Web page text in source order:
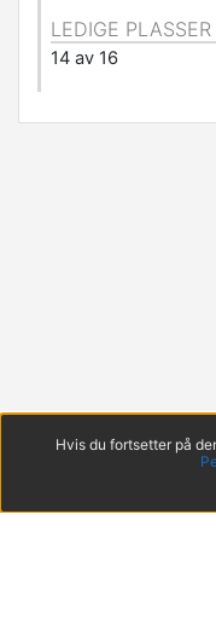
LEDIGE PLASSER
14 av 16
Hvis du fortsetter på